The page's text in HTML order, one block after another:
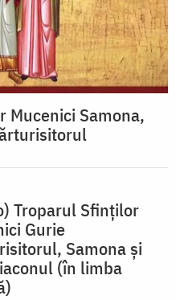
Mucenici Samona,
Troparul Sfinților
Gurie
Samona și
(în limba